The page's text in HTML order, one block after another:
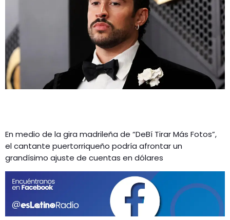
ENTRETENIMIENTO
RADIO SPLENDID
CONTACTO
En medio de la gira madrileña de “DeBí Tirar Más Fotos”,
el cantante puertorriqueño podría afrontar un
grandísimo ajuste de cuentas en dólares